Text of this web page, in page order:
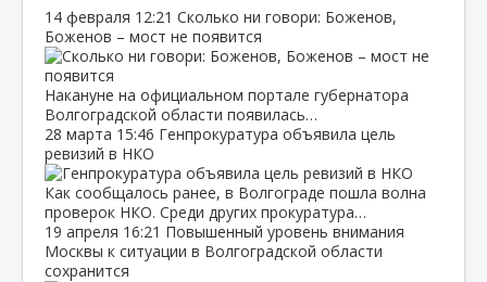
14 февраля 12:21 Сколько ни говори: Боженов,
Боженов – мост не появится
Накануне на официальном портале губернатора
Волгоградской области появилась…
28 марта 15:46 Генпрокуратура объявила цель
ревизий в НКО
Как сообщалось ранее, в Волгограде пошла волна
проверок НКО. Среди других прокуратура…
19 апреля 16:21 Повышенный уровень внимания
Москвы к ситуации в Волгоградской области
сохранится